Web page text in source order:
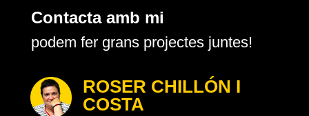
Contacta amb mi
podem fer grans projectes juntes!
ROSER CHILLÓN I
COSTA